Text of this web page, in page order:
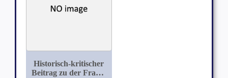
Historisch-kritischer
Beitrag zu der Frage: